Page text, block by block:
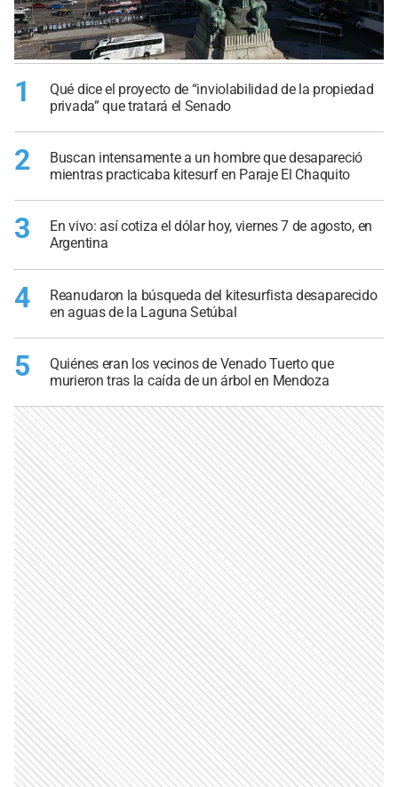
1
Qué dice el proyecto de “inviolabilidad de la propiedad
privada” que tratará el Senado
2
Buscan intensamente a un hombre que desapareció
mientras practicaba kitesurf en Paraje El Chaquito
3
En vivo: así cotiza el dólar hoy, viernes 7 de agosto, en
Argentina
4
Reanudaron la búsqueda del kitesurfista desaparecido
en aguas de la Laguna Setúbal
5
Quiénes eran los vecinos de Venado Tuerto que
murieron tras la caída de un árbol en Mendoza